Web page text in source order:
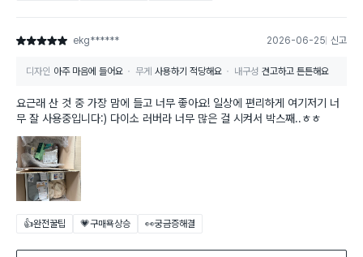
별점 5점 ekg****** 2026-06-25 신고
디자인 아주 마음에 들어요 무게 사용하기 적당해요 내구성 견고하고 튼튼해요
요근래 산 것 중 가장 맘에 들고 너무 좋아요! 일상에 편리하게 여기저기 너
무 잘 사용중입니다:) 다이소 러버라 너무 많은 걸 시켜서 박스째..ㅎㅎ
👍완전꿀팁 💗구매욕상승 👀궁금증해결